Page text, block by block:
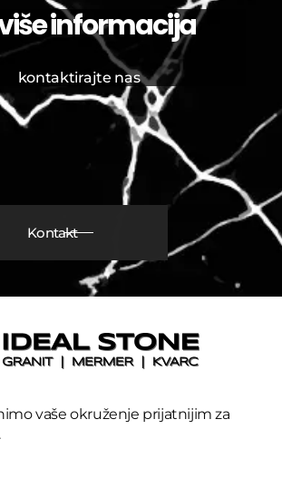
informacija
kontaktirajte nas
Kontakt
vaše okruženje prijatnijim za